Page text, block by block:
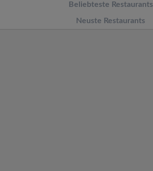
Beliebteste Restaurants
Neuste Restaurants